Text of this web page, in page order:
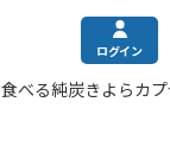
ログイン
食べる純炭きよらカ